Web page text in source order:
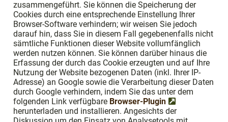
zusammengeführt. Sie können die Speicherung der
Cookies durch eine entsprechende Einstellung Ihrer
Browser-Software verhindern; wir weisen Sie jedoch
darauf hin, dass Sie in diesem Fall gegebenenfalls nicht
sämtliche Funktionen dieser Website vollumfänglich
werden nutzen können. Sie können darüber hinaus die
Erfassung der durch das Cookie erzeugten und auf Ihre
Nutzung der Website bezogenen Daten (inkl. Ihrer IP-
Adresse) an Google sowie die Verarbeitung dieser Daten
durch Google verhindern, indem Sie das unter dem
folgenden Link verfügbare Browser-Plugin
herunterladen und installieren. Angesichts der